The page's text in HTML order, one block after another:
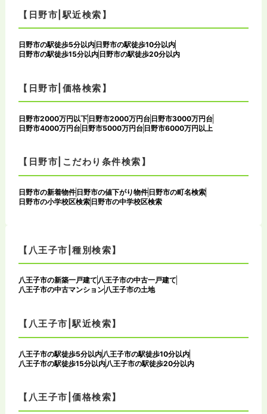
【日野市|駅近検索】
日野市の駅徒歩5分以内 日野市の駅徒歩10分以内
日野市の駅徒歩15分以内 日野市の駅徒歩20分以内
【日野市|価格検索】
日野市2000万円以下日野市2000万円台日野市3000万円台
日野市4000万円台日野市5000万円台日野市6000万円以上
【日野市|こだわり条件検索】
日野市の新着物件 日野市の値下がり物件 日野市の町名検索
日野市の小学校区検索 日野市の中学校区検索
【八王子市|種別検索】
八王子市の新築一戸建て 八王子市の中古一戸建て
八王子市の中古マンション八王子市の土地
【八王子市|駅近検索】
八王子市の駅徒歩5分以内 八王子市の駅徒歩10分以内
八王子市の駅徒歩15分以内 八王子市の駅徒歩20分以内
【八王子市|価格検索】